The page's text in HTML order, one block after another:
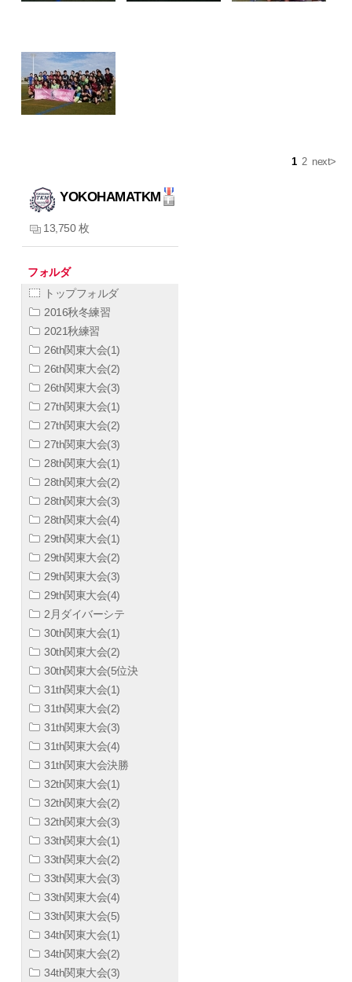
1 2 next>
YOKOHAMATKM
13,750 枚
フォルダ
トップフォルダ
2016秋冬練習
2021秋練習
26th関東大会(1)
26th関東大会(2)
26th関東大会(3)
27th関東大会(1)
27th関東大会(2)
27th関東大会(3)
28th関東大会(1)
28th関東大会(2)
28th関東大会(3)
28th関東大会(4)
29th関東大会(1)
29th関東大会(2)
29th関東大会(3)
29th関東大会(4)
2月ダイバーシテ
30th関東大会(1)
30th関東大会(2)
30th関東大会(5位決
31th関東大会(1)
31th関東大会(2)
31th関東大会(3)
31th関東大会(4)
31th関東大会決勝
32th関東大会(1)
32th関東大会(2)
32th関東大会(3)
33th関東大会(1)
33th関東大会(2)
33th関東大会(3)
33th関東大会(4)
33th関東大会(5)
34th関東大会(1)
34th関東大会(2)
34th関東大会(3)